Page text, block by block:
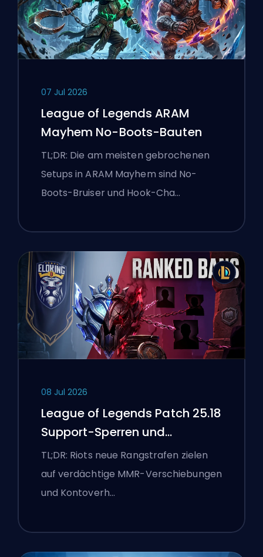
07 Jul 2026
League of Legends ARAM
Mayhem No-Boots-Bauten
TL;DR: Die am meisten gebrochenen
Setups in ARAM Mayhem sind No-
Boots-Bruiser und Hook-Cha…
08 Jul 2026
League of Legends Patch 25.18
Support-Sperren und
Boosting-Flaggen
TL;DR: Riots neue Rangstrafen zielen
auf verdächtige MMR-Verschiebungen
und Kontoverh…